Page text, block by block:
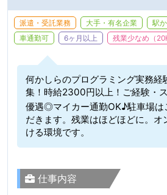
派遣・受託業務 大手・有名企業
駅
車通勤可
6ヶ月以上 残業少なめ（
何かしらのプログラミング実務経
集！時給2300円以上！ご経験・
優遇◎マイカー通勤OK♪駐車場は
だきます。残業はほどほどに。オ
ける環境です。
仕事内容